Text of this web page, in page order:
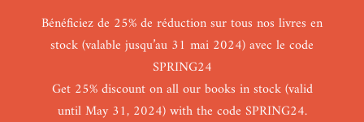
Bénéficiez de 25% de réduction sur tous nos livres en
stock (valable jusqu’au 31 mai 2024) avec le code
SPRING24
Get 25% discount on all our books in stock (valid
until May 31, 2024) with the code SPRING24.
0 0